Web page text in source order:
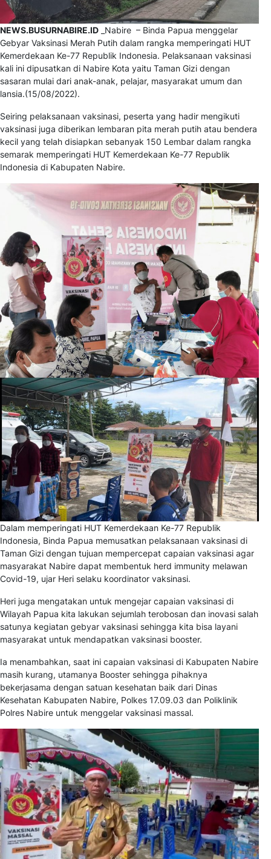
NEWS.BUSURNABIRE.ID _Nabire – Binda Papua menggelar
Gebyar Vaksinasi Merah Putih dalam rangka memperingati HUT
Kemerdekaan Ke-77 Republik Indonesia. Pelaksanaan vaksinasi
kali ini dipusatkan di Nabire Kota yaitu Taman Gizi dengan
sasaran mulai dari anak-anak, pelajar, masyarakat umum dan
lansia.(15/08/2022).
Seiring pelaksanaan vaksinasi, peserta yang hadir mengikuti
vaksinasi juga diberikan lembaran pita merah putih atau bendera
kecil yang telah disiapkan sebanyak 150 Lembar dalam rangka
semarak memperingati HUT Kemerdekaan Ke-77 Republik
Indonesia di Kabupaten Nabire.
Dalam memperingati HUT Kemerdekaan Ke-77 Republik
Indonesia, Binda Papua memusatkan pelaksanaan vaksinasi di
Taman Gizi dengan tujuan mempercepat capaian vaksinasi agar
masyarakat Nabire dapat membentuk herd immunity melawan
Covid-19, ujar Heri selaku koordinator vaksinasi.
Heri juga mengatakan untuk mengejar capaian vaksinasi di
Wilayah Papua kita lakukan sejumlah terobosan dan inovasi salah
satunya kegiatan gebyar vaksinasi sehingga kita bisa layani
masyarakat untuk mendapatkan vaksinasi booster.
Ia menambahkan, saat ini capaian vaksinasi di Kabupaten Nabire
masih kurang, utamanya Booster sehingga pihaknya
bekerjasama dengan satuan kesehatan baik dari Dinas
Kesehatan Kabupaten Nabire, Polkes 17.09.03 dan Poliklinik
Polres Nabire untuk menggelar vaksinasi massal.